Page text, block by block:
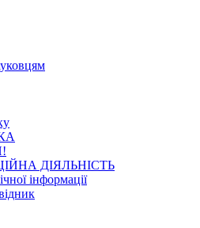
ДІЯЛЬНІСТЬ
інформації